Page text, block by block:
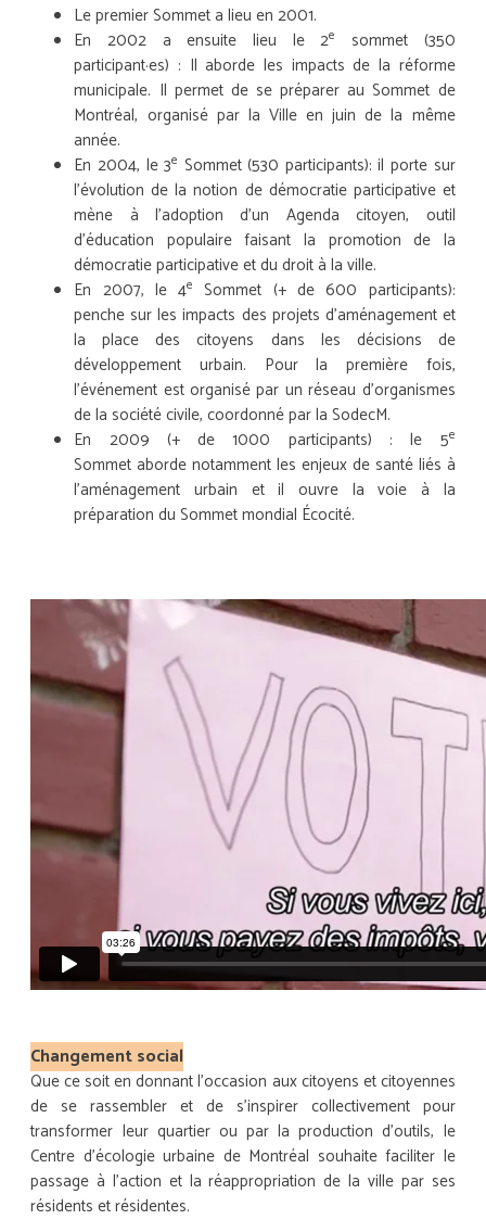
Le premier Sommet a lieu en 2001.
En 2002 a ensuite lieu le 2e
sommet (350
participant·es) : Il aborde les impacts de la réforme
municipale. Il permet de se préparer au Sommet de
Montréal, organisé par la Ville en juin de la même
année.
En 2004, le 3e Sommet (530 participants): il porte sur
l’évolution de la notion de démocratie participative et
mène à l’adoption d’un Agenda citoyen, outil
d’éducation populaire faisant la promotion de la
démocratie participative et du droit à la ville.
En 2007, le 4e
Sommet (+ de 600 participants):
penche sur les impacts des projets d’aménagement et
la place des citoyens dans les décisions de
développement urbain. Pour la première fois,
l’événement est organisé par un réseau d’organismes
de la société civile, coordonné par la SodecM.
En 2009 (+ de 1000 participants) : le 5e
Sommet aborde notamment les enjeux de santé liés à
l’aménagement urbain et il ouvre la voie à la
préparation du Sommet mondial Écocité.
Changement social
Que ce soit en donnant l’occasion aux citoyens et citoyennes
de se rassembler et de s’inspirer collectivement pour
transformer leur quartier ou par la production d’outils, le
Centre d’écologie urbaine de Montréal souhaite faciliter le
passage à l’action et la réappropriation de la ville par ses
résidents et résidentes.